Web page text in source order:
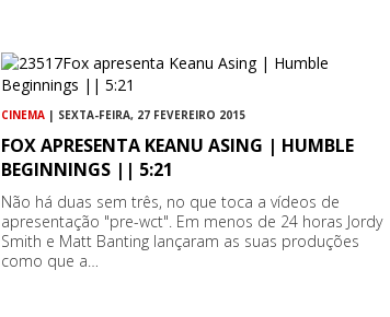
CINEMA | SEXTA-FEIRA, 27 FEVEREIRO 2015
FOX APRESENTA KEANU ASING | HUMBLE
BEGINNINGS || 5:21
Não há duas sem três, no que toca a vídeos de
apresentação "pre-wct". Em menos de 24 horas Jordy
Smith e Matt Banting lançaram as suas produções
como que a…